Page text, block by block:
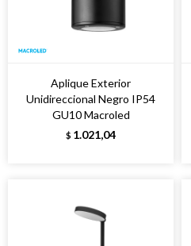
Aplique Exterior
Unidireccional Negro IP54
GU10 Macroled
$ 1.021,04